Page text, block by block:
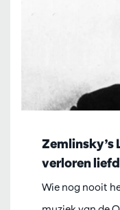
Zemlinsky’s
verloren
Wie nog nooit